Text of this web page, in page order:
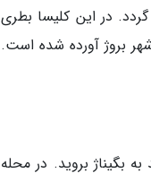
در این کلیسا بطری
بروژ آورده شده است.
بگیناژ بروید. در محله